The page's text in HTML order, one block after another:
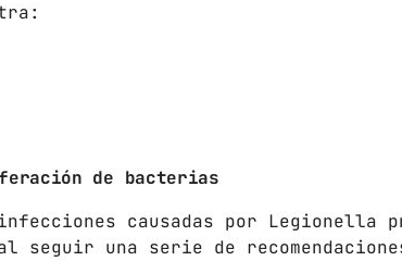
de bacterias
causadas por Legionella
seguir una serie de